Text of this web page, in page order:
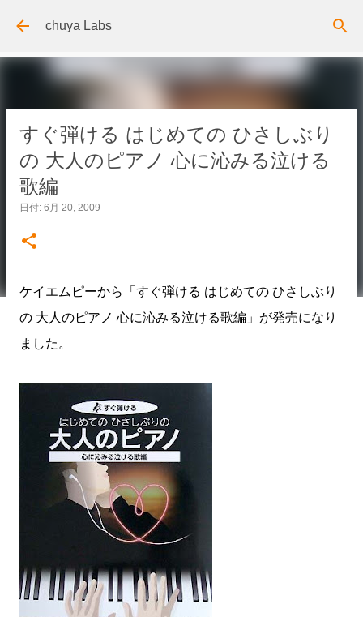
スキップしてメイン コンテンツに移動
chuya Labs
すぐ弾ける はじめての ひさしぶり
の 大人のピアノ 心に沁みる泣ける
歌編
日付: 6月 20, 2009
ケイエムピーから「すぐ弾ける はじめての ひさしぶり
の 大人のピアノ 心に沁みる泣ける歌編」が発売になり
ました。